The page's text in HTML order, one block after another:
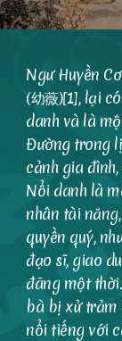
Ngư Huyền
(幼薇)[1], lại
danh và là
Đường trong
cảnh gia
Nổi danh là
nhân tài
quyền quý,
đạo sĩ, giao
đãng một
bà bị xử trảm
nổi tiếng với